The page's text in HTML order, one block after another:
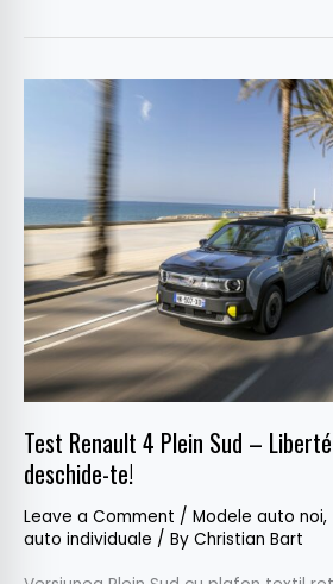
Test Renault 4 Plein Sud –
deschide-te!
Leave a Comment / Modele auto noi,
auto individuale / By Christian Bart
–
Liberté,
égalité,
plafon,
deschide-
te!